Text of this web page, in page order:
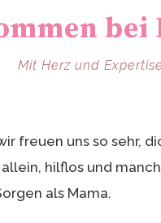
bei
Mit Herz und
freuen uns so sehr,
hilflos und
als Mama.